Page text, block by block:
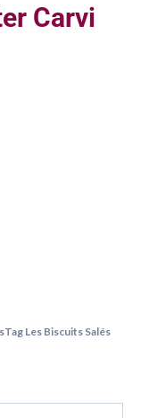
Carvi
Tag Les Biscuits Salés